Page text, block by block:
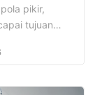
pikir,
tujuan
tentang
potensi